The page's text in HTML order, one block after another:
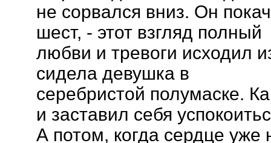
не сорвался вниз. Он
шест, - этот взгляд полный
любви и тревоги исходил
сидела девушка в
серебристой полумаске.
и заставил себя
А потом, когда сердце уже